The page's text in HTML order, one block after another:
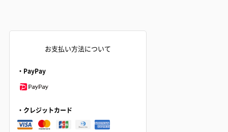
お支払い方法について
・PayPay
・クレジットカード